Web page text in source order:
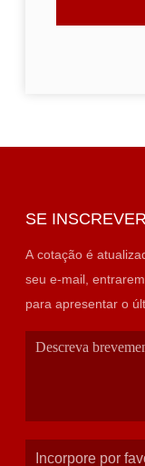
SE INSCREVER
A cotação é
seu e-mail,
para apresentar o